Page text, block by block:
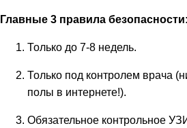
Главные 3 правила безопасности:
Только до 7-8 недель.
Только под контролем врача
полы в интернете!).
Обязательное контрольное